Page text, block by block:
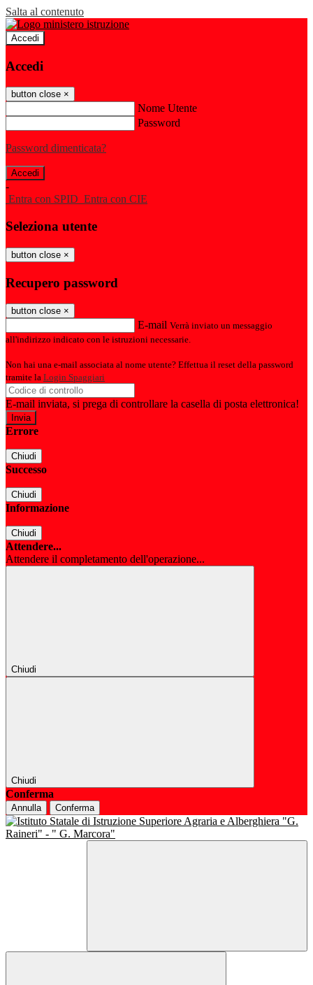
Salta al contenuto
Accedi
Accedi
button close ×
Nome Utente
Password
Password dimenticata?
-
Entra con SPID Entra con CIE
Seleziona utente
button close ×
Recupero password
button close ×
E-mail Verrà inviato un messaggio
all'indirizzo indicato con le istruzioni necessarie.
Non hai una e-mail associata al nome utente? Effettua il reset della password
tramite la Login Spaggiari
E-mail inviata, si prega di controllare la casella di posta elettronica!
Errore
Chiudi
Successo
Chiudi
Informazione
Chiudi
Attendere...
Attendere il completamento dell'operazione...
Chiudi
Chiudi
Conferma
Annulla Conferma